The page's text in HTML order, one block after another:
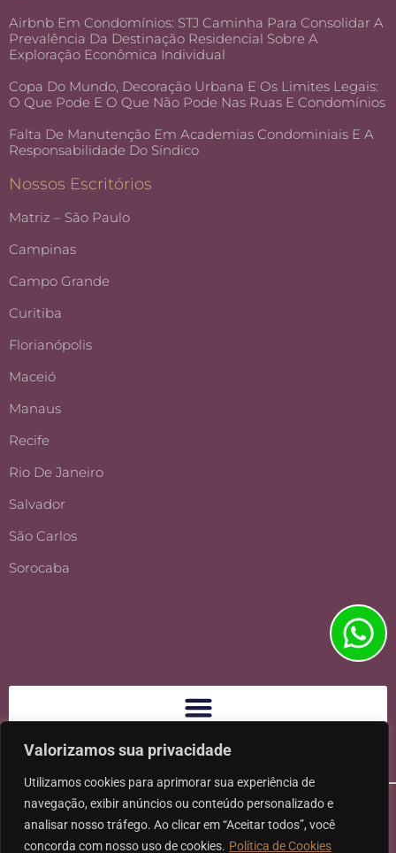
Valorizamos sua privacidade
Utilizamos cookies para aprimorar sua experiência de
navegação, exibir anúncios ou conteúdo personalizado e
analisar nosso tráfego. Ao clicar em “Aceitar todos”, você
concorda com nosso uso de cookies. Política de Cookies
Airbnb Em Condomínios: STJ Caminha Para Consolidar A
Prevalência Da Destinação Residencial Sobre A
Exploração Econômica Individual
Copa Do Mundo, Decoração Urbana E Os Limites Legais:
O Que Pode E O Que Não Pode Nas Ruas E Condomínios
Falta De Manutenção Em Academias Condominiais E A
Responsabilidade Do Síndico
Nossos Escritórios
Matriz – São Paulo
Campinas
Campo Grande
Curitiba
Florianópolis
Maceió
Manaus
Recife
Rio De Janeiro
Salvador
São Carlos
Sorocaba